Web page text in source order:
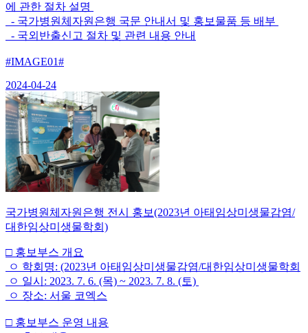
에 관한 절차 설명
- 국가병원체자원은행 국문 안내서 및 홍보물품 등 배부
- 국외반출신고 절차 및 관련 내용 안내
#IMAGE01#
2024-04-24
국가병원체자원은행 전시 홍보(2023년 아태임상미생물감염/
대한임상미생물학회)
□ 홍보부스 개요
ㅇ 학회명: (2023년 아태임상미생물감염/대한임상미생물학회
ㅇ 일시: 2023. 7. 6. (목) ~ 2023. 7. 8. (토)
ㅇ 장소: 서울 코엑스
□ 홍보부스 운영 내용